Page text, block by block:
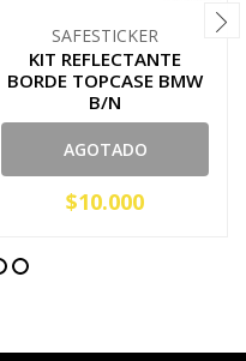
SAFESTICKER
KIT REFLECTANTE
BORDE TOPCASE BMW
B/N
AGOTADO
$10.000